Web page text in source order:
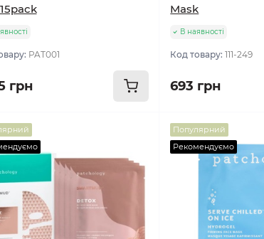
PAT001
грн
Mask
В наявності
Код товару:111-249
693 грн
Популярний
Рекомендуємо